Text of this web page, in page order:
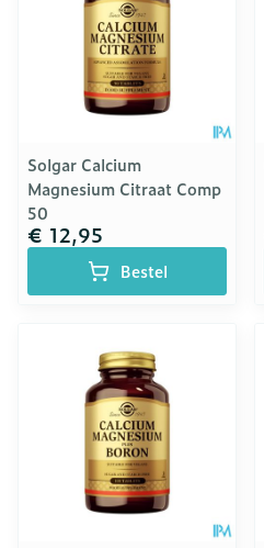
Solgar Calcium
Magnesium Citraat Comp
50
€ 12,95
Bestel